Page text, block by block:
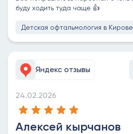
буду ходить туда чаще 👍
Детская офтальмология в Кирове
Яндекс отзывы
24.02.2026
Алексей кырчанов